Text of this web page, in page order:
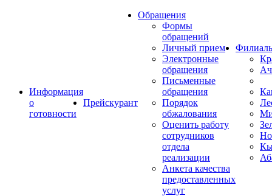
Информация
о
готовности
Прейскурант
Обращения
Формы
обращений
Личный прием
Электронные
обращения
Письменные
обращения
Порядок
обжалования
Оценить работу
сотрудников
отдела
реализации
Анкета качества
предоставленных
услуг